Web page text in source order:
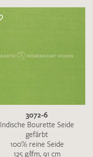
3072-6
Indische Bourette Seide
gefärbt
100% reine Seide
125 g/lfm, 91 cm